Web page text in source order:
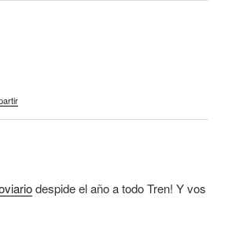
despide el año a todo Tren! Y vos